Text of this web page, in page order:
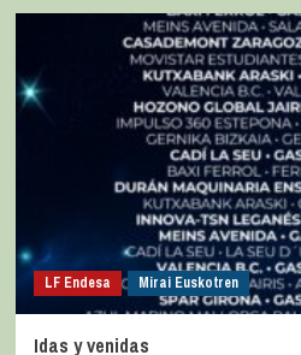
LF Endesa Mirai Euskotren
Idas y venidas